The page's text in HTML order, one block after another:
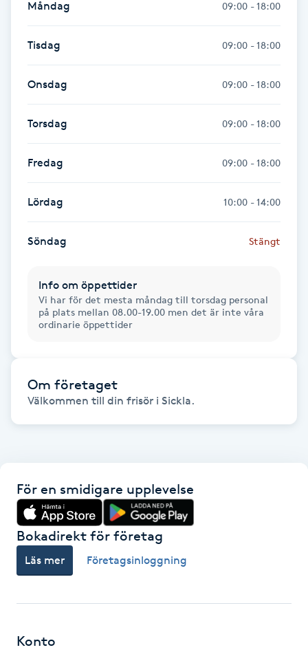
Kinesisk medicin
Kiropraktik
Klangmassage
Klippning
Klippning & Slingor
Klippning ungdom
Koppningsmassage
Kosmetisk tatuering
Kostrådgivning
Kroppsinpackning
Kärlbehandling
Laserbehandling
LED-ljusterapi
Måndag 09:00 - 18:00
Tisdag 09:00 - 18:00
Onsdag 09:00 - 18:00
Torsdag 09:00 - 18:00
Fredag 09:00 - 18:00
Lördag 10:00 - 14:00
Söndag Stängt
Info om öppettider
Vi har för det mesta måndag till torsdag personal
på plats mellan 08.00-19.00 men det är inte våra
ordinarie öppettider
Om företaget
Välkommen till din frisör i Sickla.
För en smidigare upplevelse
Bokadirekt för företag
Läs mer Företagsinloggning
Konto